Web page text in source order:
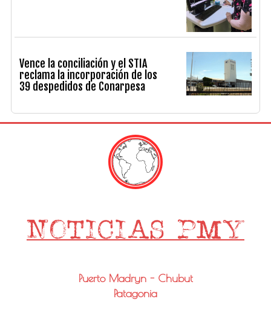
Vence la conciliación y el STIA
reclama la incorporación de los
39 despedidos de Conarpesa
Puerto Madryn - Chubut
Patagonia